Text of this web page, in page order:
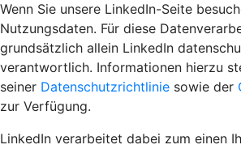
Wenn Sie unsere LinkedIn-Seite
Nutzungsdaten. Für diese
grundsätzlich allein LinkedIn
verantwortlich. Informationen hierzu
seiner Datenschutzrichtlinie sowie der
zur Verfügung.
LinkedIn verarbeitet dabei zum einen